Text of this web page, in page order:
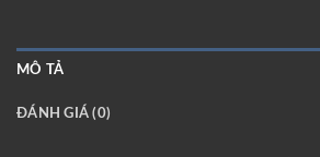
MÔ TẢ
ĐÁNH GIÁ (0)